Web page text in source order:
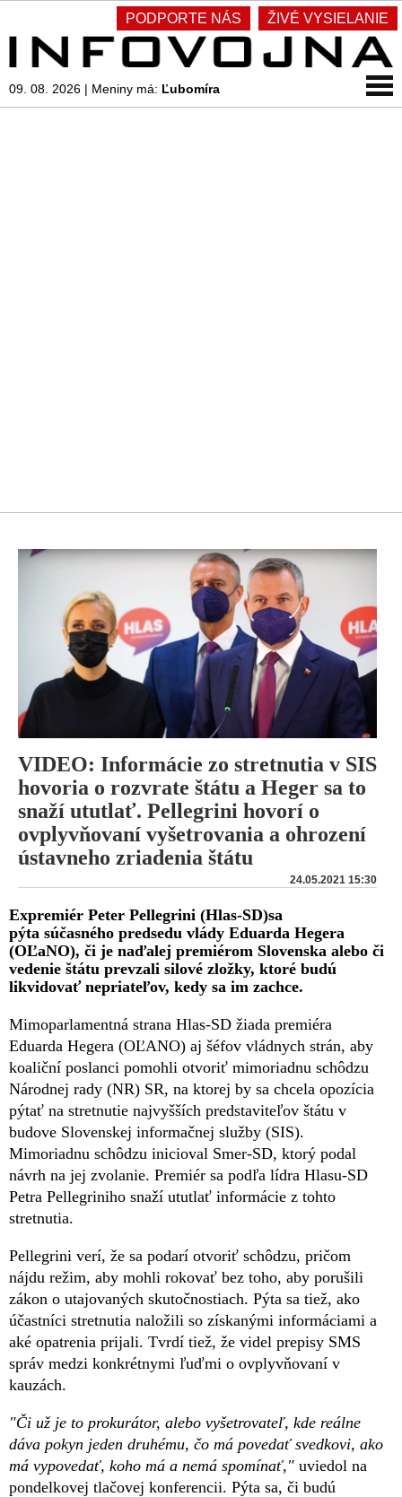
PODPORTE NÁS ŽIVÉ VYSIELANIE
09. 08. 2026 | Meniny má: Ľubomíra
VIDEO: Informácie zo stretnutia v SIS
hovoria o rozvrate štátu a Heger sa to
snaží ututlať. Pellegrini hovorí o
ovplyvňovaní vyšetrovania a ohrození
ústavneho zriadenia štátu
24.05.2021 15:30
Expremiér Peter Pellegrini (Hlas-SD)sa
pýta súčasného predsedu vlády Eduarda Hegera
(OĽaNO), či je naďalej premiérom Slovenska alebo či
vedenie štátu prevzali silové zložky, ktoré budú
likvidovať nepriateľov, kedy sa im zachce.
Mimoparlamentná strana Hlas-SD žiada premiéra
Eduarda Hegera (OĽANO) aj šéfov vládnych strán, aby
koaliční poslanci pomohli otvoriť mimoriadnu schôdzu
Národnej rady (NR) SR, na ktorej by sa chcela opozícia
pýtať na stretnutie najvyšších predstaviteľov štátu v
budove Slovenskej informačnej služby (SIS).
Mimoriadnu schôdzu inicioval Smer-SD, ktorý podal
návrh na jej zvolanie. Premiér sa podľa lídra Hlasu-SD
Petra Pellegriniho snaží ututlať informácie z tohto
stretnutia.
Pellegrini verí, že sa podarí otvoriť schôdzu, pričom
nájdu režim, aby mohli rokovať bez toho, aby porušili
zákon o utajovaných skutočnostiach. Pýta sa tiež, ako
účastníci stretnutia naložili so získanými informáciami a
aké opatrenia prijali. Tvrdí tiež, že videl prepisy SMS
správ medzi konkrétnymi ľuďmi o ovplyvňovaní v
kauzách.
"Či už je to prokurátor, alebo vyšetrovateľ, kde reálne
dáva pokyn jeden druhému, čo má povedať svedkovi, ako
má vypovedať, koho má a nemá spomínať," uviedol na
pondelkovej tlačovej konferencii. Pýta sa, či budú